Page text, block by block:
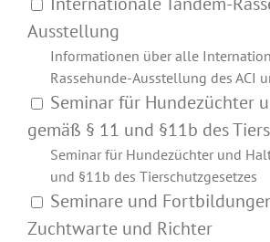
Ausstellung
Informationen über alle
Rassehunde-Ausstellung des ACI
Seminar für Hundezüchter
gemäß § 11 und §11b des
Seminar für Hundezüchter und
und §11b des Tierschutzgesetzes
Seminare und
Zuchtwarte und Richter